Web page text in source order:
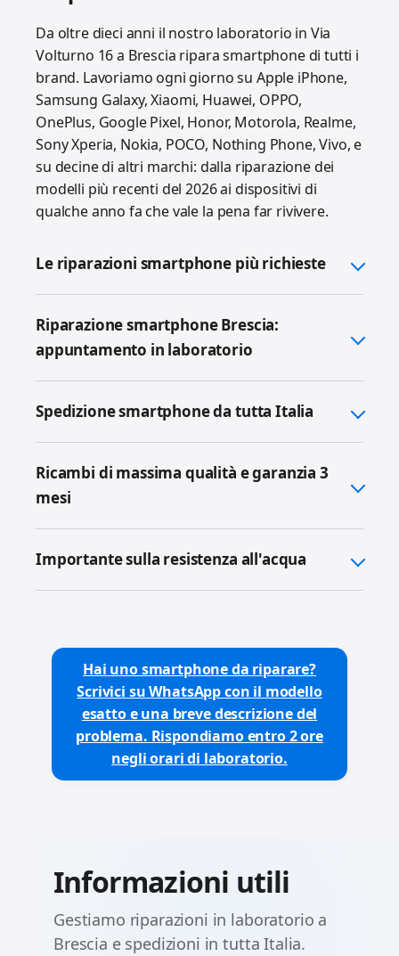
Da oltre dieci anni il nostro laboratorio in Via
Volturno 16 a Brescia ripara smartphone di tutti i
brand. Lavoriamo ogni giorno su Apple iPhone,
Samsung Galaxy, Xiaomi, Huawei, OPPO,
OnePlus, Google Pixel, Honor, Motorola, Realme,
Sony Xperia, Nokia, POCO, Nothing Phone, Vivo, e
su decine di altri marchi: dalla riparazione dei
modelli più recenti del 2026 ai dispositivi di
qualche anno fa che vale la pena far rivivere.
Le riparazioni smartphone più richieste
Riparazione smartphone Brescia:
appuntamento in laboratorio
Spedizione smartphone da tutta Italia
Ricambi di massima qualità e garanzia 3
mesi
Importante sulla resistenza all'acqua
Hai uno smartphone da riparare?
Scrivici su WhatsApp con il modello
esatto e una breve descrizione del
problema. Rispondiamo entro 2 ore
negli orari di laboratorio.
Informazioni utili
Gestiamo riparazioni in laboratorio a
Brescia e spedizioni in tutta Italia.